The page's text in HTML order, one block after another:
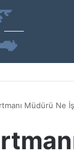
Müdürü Ne